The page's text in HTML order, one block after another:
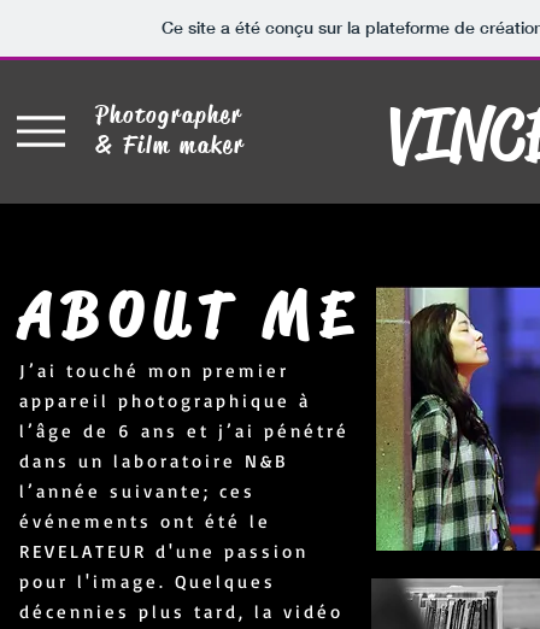
Ce site a été conçu sur la plateforme de
Photographer
& Film maker
ABOUT ME
J’ai touché mon premier
appareil photographique à
l’âge de 6 ans et j’ai pénétré
dans un laboratoire N&B
l’année suivante; ces
événements ont été le
REVELATEUR d'une passion
pour l'image. Quelques
décennies plus tard, la vidéo